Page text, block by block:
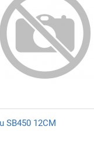
SB450 12CM